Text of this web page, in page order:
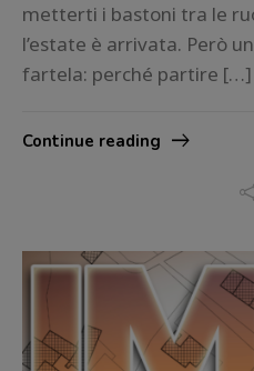
metterti i bastoni tra le
l’estate è arrivata. Però
fartela: perché partire […]
Continue reading